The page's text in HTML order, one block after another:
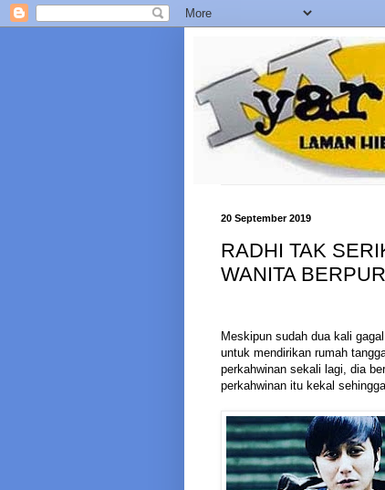
20 September 2019
RADHI TAK
WANITA
Meskipun sudah dua kali
untuk mendirikan rumah
perkahwinan sekali lagi, dia
perkahwinan itu kekal